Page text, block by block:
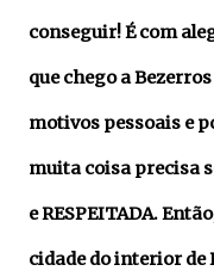
conseguir! É com
que chego a
motivos pessoais e
muita coisa precisa
e RESPEITADA.
cidade do interior de